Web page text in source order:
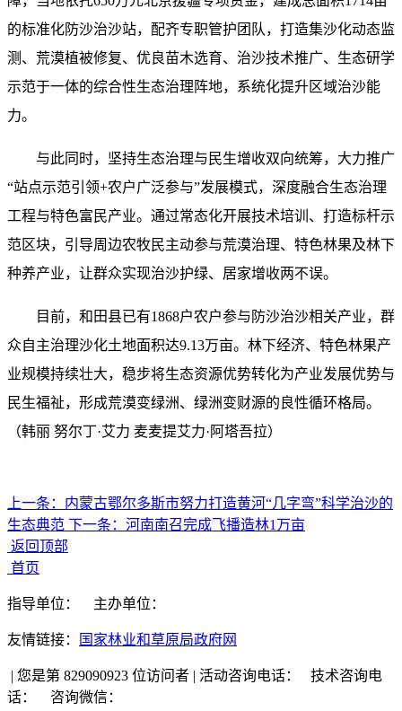
的标准化防沙治沙站，配齐专职管护团队，打造集沙化动态监
测、荒漠植被修复、优良苗木选育、治沙技术推广、生态研学
示范于一体的综合性生态治理阵地，系统化提升区域治沙能
力。
与此同时，坚持生态治理与民生增收双向统筹，大力推广
“站点示范引领+农户广泛参与”发展模式，深度融合生态治理
工程与特色富民产业。通过常态化开展技术培训、打造标杆示
范区块，引导周边农牧民主动参与荒漠治理、特色林果及林下
种养产业，让群众实现治沙护绿、居家增收两不误。
目前，和田县已有1868户农户参与防沙治沙相关产业，群
众自主治理沙化土地面积达9.13万亩。林下经济、特色林果产
业规模持续壮大，稳步将生态资源优势转化为产业发展优势与
民生福祉，形成荒漠变绿洲、绿洲变财源的良性循环格局。
（韩丽 努尔丁·艾力 麦麦提艾力·阿塔吾拉）
上一条： 内蒙古鄂尔多斯市努力打造黄河“几字弯”科学治沙的
生态典范 下一条： 河南南召完成飞播造林1万亩
返回顶部
首页
指导单位： 主办单位：
友情链接： 国家林业和草原局政府网
| 您是第 829090923 位访问者 | 活动咨询电话：
技术咨询电
话：
咨询微信：